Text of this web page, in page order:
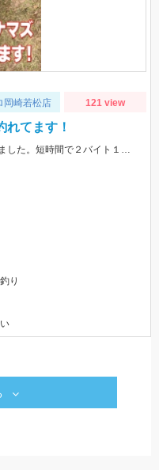
岡崎若松店 121 view
れてます！
仕事終わりに若松店周辺河川でナマズ釣れました。短時間で２バイト１キャッチ！雨で水量増えてナマズ複数視認できました。
り